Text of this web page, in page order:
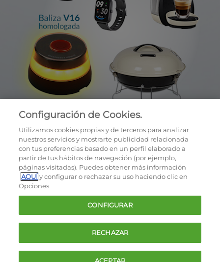
Cookies
Política de privacidad
Términos y condiciones de la oferta
Contacto
FAQ
Configuración de Cookies.
Utilizamos cookies propias y de terceros para analizar
nuestros servicios y mostrarte publicidad relacionada
con tus preferencias basado en un perfil elaborado a
partir de tus hábitos de navegación (por ejemplo,
páginas visitadas). Puedes obtener más información
AQUÍy configurar o rechazar su uso haciendo clic en
Opciones.
CONFIGURAR
RECHAZAR